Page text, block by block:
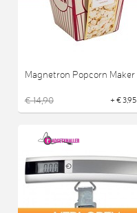
Magnetron Popcorn Maker
€ 14,90 + € 3,95